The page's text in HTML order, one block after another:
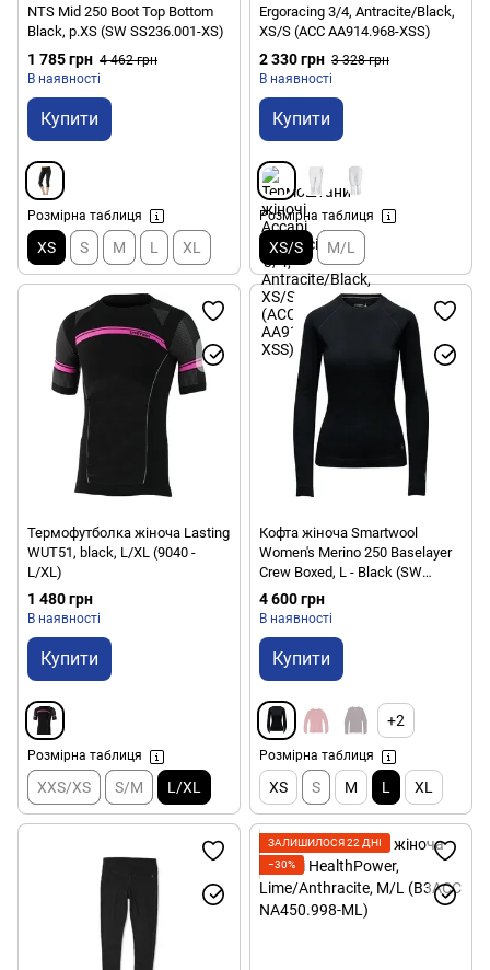
NTS Mid 250 Boot Top Bottom
Black, р.XS (SW SS236.001-XS)
1 785 грн 4 462 грн
В наявності
Купити
Розмірна таблиця
XS S M L XL
Ergoracing 3/4, Antracite/Black,
XS/S (ACC АA914.968-XSS)
2 330 грн 3 328 грн
В наявності
Купити
Розмірна таблиця
XS/S M/L
Термофутболка жіноча Lasting
WUT51, black, L/XL (9040 -
L/XL)
1 480 грн
В наявності
Купити
Розмірна таблиця
XXS/XS S/M L/XL
Кофта жіноча Smartwool
Women's Merino 250 Baselayer
Crew Boxed, L - Black (SW
SW016370.001-L)
4 600 грн
В наявності
Купити
+2
Розмірна таблиця
XS S M L XL
ЗАЛИШИЛОСЯ 22 ДНІ
−30%